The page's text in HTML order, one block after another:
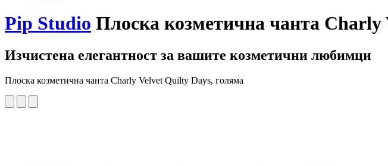
Pip Studio Плоска козметична чанта
Изчистена елегантност за вашите козметични любимци
Плоска козметична чанта Charly Velvet Quilty Days, голяма